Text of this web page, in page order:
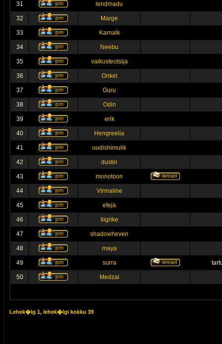
31 lendmadu
32 Marge
33 Karnalk
34 Neebu
35 vaikusteotsija
36 Onkel
37 Guru
38 Odin
39 erik
40 Hengreelia
41 uudishimulik
42 dustin
43 monotoon
44 Virmaline
45 efeja
46 tiigrike
47 shadowheven
48 maya
49 surra
50 Medzai
Lehek�lg 1, lehek�lgi kokku 39